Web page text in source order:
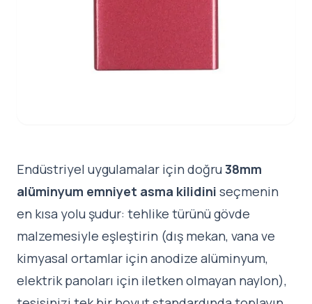
Endüstriyel uygulamalar için doğru 38mm
alüminyum emniyet asma kilidini seçmenin
en kısa yolu şudur: tehlike türünü gövde
malzemesiyle eşleştirin (dış mekan, vana ve
kimyasal ortamlar için anodize alüminyum,
elektrik panoları için iletken olmayan naylon),